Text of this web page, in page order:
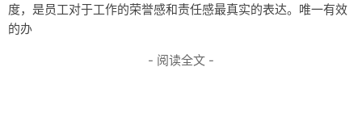
度，是员工对于工作的荣誉感和责任感最真实的表达。唯一有效
的办
- 阅读全文 -